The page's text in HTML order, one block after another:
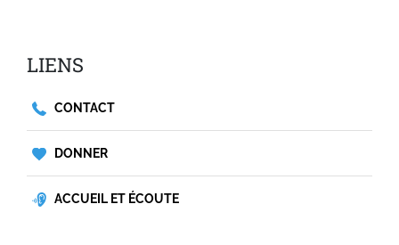
LIENS
CONTACT
DONNER
ACCUEIL ET ÉCOUTE